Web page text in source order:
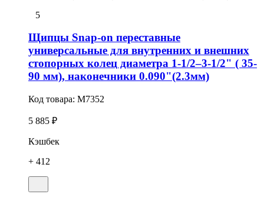
5
Щипцы Snap-on переставные
универсальные для внутренних и внешних
стопорных колец диаметра 1-1/2–3-1/2" ( 35-
90 мм), наконечники 0.090"(2.3мм)
Код товара: M7352
5 885 ₽
Кэшбек
+ 412